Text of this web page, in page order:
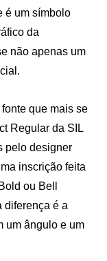
é um símbolo
da
não apenas um
que mais se
Regular da SIL
pelo designer
inscrição feita
ou Bell
diferença é a
um ângulo e um